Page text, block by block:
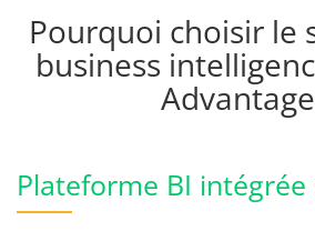
Pourquoi choisir le
business
Plateforme BI